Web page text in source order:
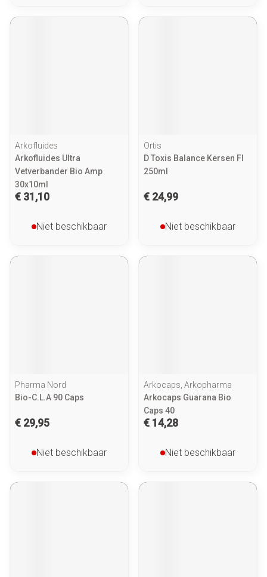
Arkofluides
Arkofluides Ultra
Vetverbander Bio Amp
30x10ml
€ 31,10
Niet beschikbaar
Ortis
D Toxis Balance Kersen Fl
250ml
€ 24,99
Niet beschikbaar
Pharma Nord
Bio-C.L.A 90 Caps
€ 29,95
Niet beschikbaar
Arkocaps, Arkopharma
Arkocaps Guarana Bio
Caps 40
€ 14,28
Niet beschikbaar